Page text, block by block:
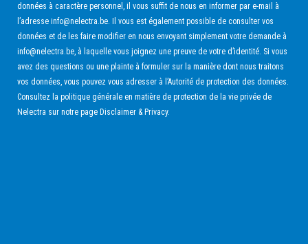
données à caractère personnel, il vous suffit de nous en informer par e-mail à
l’adresse info@nelectra.be . Il vous est également possible de consulter vos
données et de les faire modifier en nous envoyant simplement votre demande à
info@nelectra.be , à laquelle vous joignez une preuve de votre d’identité. Si vous
avez des questions ou une plainte à formuler sur la manière dont nous traitons
vos données, vous pouvez vous adresser à l’Autorité de protection des données
Consultez la politique générale en matière de protection de la vie privée de
Nelectra sur notre page Disclaimer & Privacy.